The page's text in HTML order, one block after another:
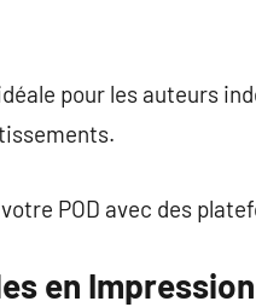
pour les auteurs
POD avec des
en